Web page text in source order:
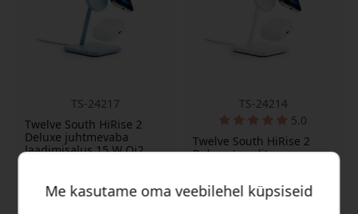
TS-24217
Twelve South HiRise 2
Deluxe juhtmevaba
laadimisalus 15 W Qi2
sinine
TS-24214
5.0
Twelve South HiRise 2
Deluxe traadita
ning 35 W
võrguadapteriga - Valge
Me kasutame oma veebilehel küpsiseid